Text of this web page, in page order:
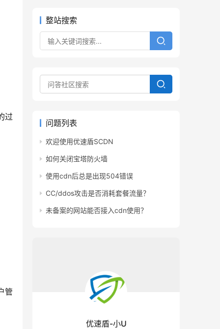
过
管
整站搜索
问题列表
欢迎使用优速盾SCDN
如何关闭宝塔防火墙
使用cdn后总是出现504错误
CC/ddos攻击是否消耗套餐流量？
未备案的网站能否接入cdn使用？
优速盾-小U